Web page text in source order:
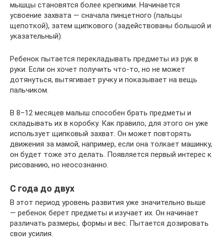
мышцы становятся более крепкими. Начинается
усвоение захвата — сначала пинцетного (пальцы
щепоткой), затем щипкового (задействованы большой и
указательный).
Ребенок пытается перекладывать предметы из рук в
руки. Если он хочет получить что-то, но не может
дотянуться, вытягивает ручку и показывает на вещь
пальчиком.
В 8–12 месяцев малыш способен брать предметы и
складывать их в коробку. Как правило, для этого он уже
использует щипковый захват. Он может повторять
движения за мамой, например, если она толкает машинку,
он будет тоже это делать. Появляется первый интерес к
рисованию, но неосознанно.
С года до двух
В этот период уровень развития уже значительно выше
— ребенок берет предметы и изучает их. Он начинает
различать размеры, формы и вес. Пытается дозировать
свои усилия.